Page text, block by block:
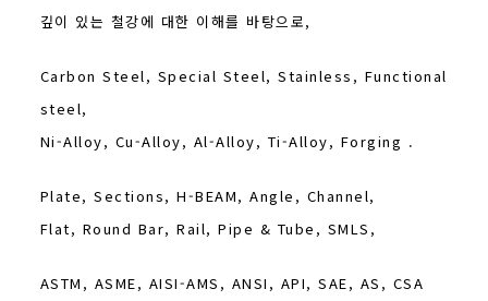
깊이 있는 철강에 대한 이해를 바탕으로,
Carbon Steel, Special Steel, Stainless, Functional
steel,
Ni-Alloy, Cu-Alloy, Al-Alloy, Ti-Alloy, Forging .
Plate, Sections, H-BEAM, Angle, Channel,
Flat, Round Bar, Rail, Pipe & Tube, SMLS,
ASTM, ASME, AISI-AMS, ANSI, API, SAE, AS, CSA